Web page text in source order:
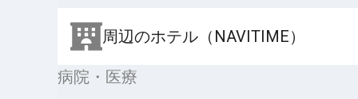
周辺のホテル（NAVITIME）
病院・医療